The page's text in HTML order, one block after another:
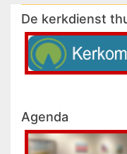
De kerkdienst
Agenda